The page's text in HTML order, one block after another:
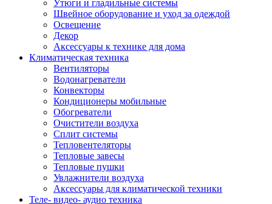
Утюги и гладильные системы
Швейное оборудование и уход за одеждой
Освещение
Декор
Аксессуары к технике для дома
Климатическая техника
Вентиляторы
Водонагреватели
Конвекторы
Кондиционеры мобильные
Обогреватели
Очистители воздуха
Сплит системы
Тепловентеляторы
Тепловые завесы
Тепловые пушки
Увлажнители воздуха
Аксессуары для климатической техники
Теле- видео- аудио техника